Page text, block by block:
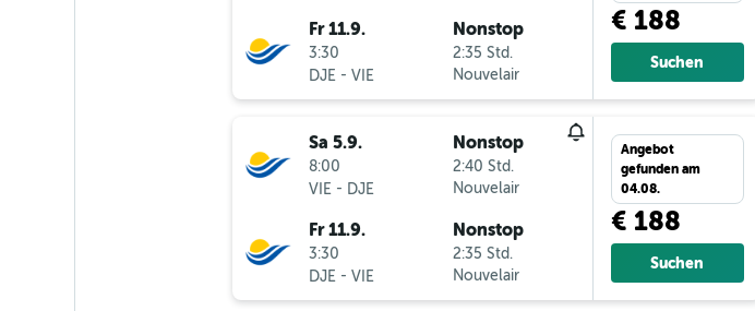
Fr 11.9.
3:30
DJE - VIE
Nonstop
2:35 Std.
Nouvelair
€ 188
Suchen
Sa 5.9.
8:00
VIE - DJE
Nonstop
2:40 Std.
Nouvelair
Fr 11.9.
3:30
DJE - VIE
Nonstop
2:35 Std.
Nouvelair
Angebot
gefunden am
04.08.
€ 188
Suchen